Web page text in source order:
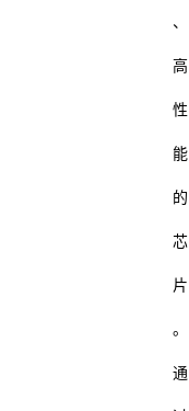
、
高
性
能
的
芯
片
。
通